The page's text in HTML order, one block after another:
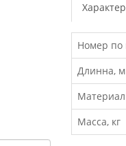
Номер по
Длинна,
Материал
Масса, кг